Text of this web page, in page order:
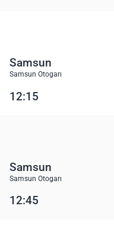
Samsun
Samsun Otogarı
12:15
Samsun
Samsun Otogarı
12:45